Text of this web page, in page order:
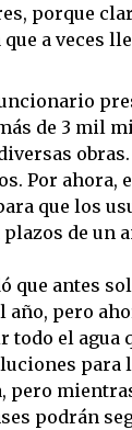
porque
a veces
de 3 mil
Por ahora,
que los
de un
que antes
año, pero
todo el agua
para
pero
podrán